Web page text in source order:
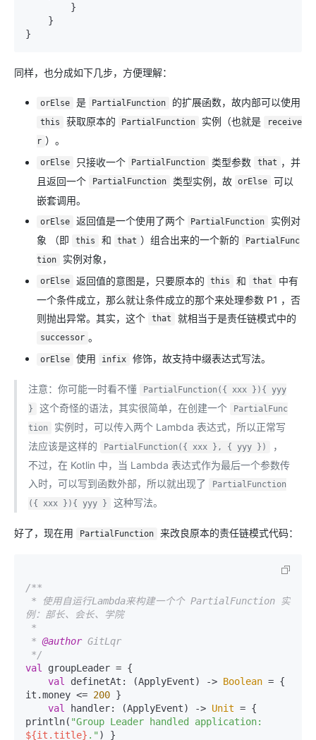
同样，也分成如下几步，方便理解：
orElse 是 PartialFunction 的扩展函数，故内部可以使用
this 获取原本的 PartialFunction 实例（也就是
receive
r ）。
orElse 只接收一个 PartialFunction 类型参数 that ，并
且返回一个
PartialFunction 类型实例，故 orElse
可以
嵌套调用。
orElse 返回值是一个使用了两个 PartialFunction
实例对
象 （即
this 和 that ）组合出来的一个新的
PartialFunc
tion
实例对象，
orElse 返回值的意图是，只要原本的 this 和 that
中有
一个条件成立，那么就让条件成立的那个来处理参数 P1 ，否
则抛出异常。其实，这个
that 就相当于是责任链模式中的
successor 。
orElse 使用 infix 修饰，故支持中缀表达式写法。
注意：你可能一时看不懂
PartialFunction({ xxx }){ yyy
}
这个奇怪的语法，其实很简单，在创建一个
PartialFunc
tion
实例时，可以传入两个 Lambda 表达式，所以正常写
法应该是这样的
PartialFunction({ xxx }, { yyy })
，
不过，在 Kotlin 中，当 Lambda 表达式作为最后一个参数传
入时，可以写到函数外部，所以就出现了
PartialFunction
({ xxx }){ yyy }
这种写法。
好了，现在用 PartialFunction 来改良原本的责任链模式代码：
/**
例：部长、会长、学院
* @author GitLqr
*/
val
groupLeader = {
val
definetAt: (ApplyEvent) -> Boolean = {
it.money <= 200 }
val
handler: (ApplyEvent) -> Unit = {
println(
${it.title} ." ) }